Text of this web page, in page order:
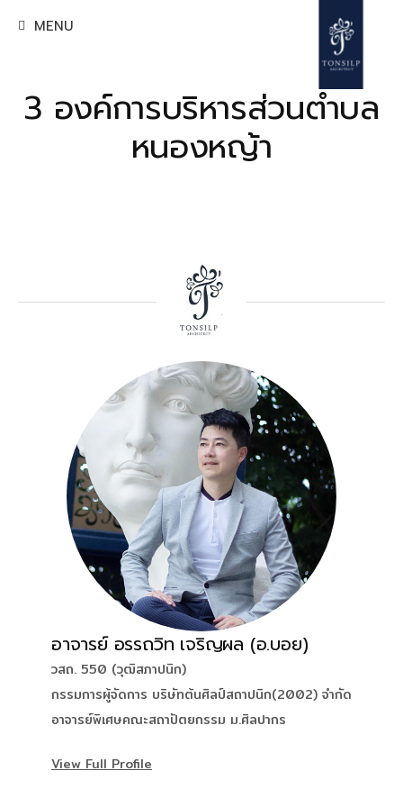
to MENU
3 องค์การบริหารส่วนตำบล
หนองหญ้า
อาจารย์ อรรถวิท เจริญผล (อ.บอย)
วสถ. 550 (วุฒิสภาปนิก)
กรรมการผู้จัดการ บริษัทต้นศิลป์สถาปนิก(2002) จำกัด
อาจารย์พิเศษคณะสถาปัตยกรรม ม.ศิลปากร
View Full Profile